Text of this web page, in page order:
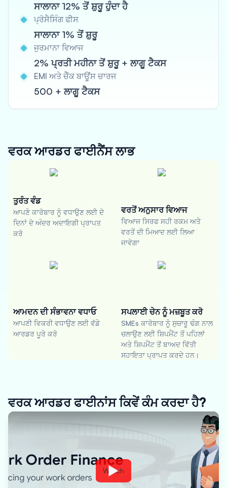
ਸਾਲਾਨਾ 12% ਤੋਂ ਸ਼ੁਰੂ ਹੁੰਦਾ ਹੈ
ਪ੍ਰੋਸੈਸਿੰਗ ਫੀਸ
ਸਾਲਾਨਾ 1% ਤੋਂ ਸ਼ੁਰੂ
ਜੁਰਮਾਨਾ ਵਿਆਜ
2% ਪ੍ਰਤੀ ਮਹੀਨਾ ਤੋਂ ਸ਼ੁਰੂ + ਲਾਗੂ ਟੈਕਸ
EMI ਅਤੇ ਚੈੱਕ ਬਾਊਂਸ ਚਾਰਜ
500 + ਲਾਗੂ ਟੈਕਸ
ਵਰਕ ਆਰਡਰ ਫਾਈਨੈਂਸਲਾਭ
ਤੁਰੰਤ ਵੰਡ
ਆਪਣੇ ਕਾਰੋਬਾਰ ਨੂੰ ਵਧਾਉਣ ਲਈ ਦੋ
ਦਿਨਾਂ ਦੇ ਅੰਦਰ ਅਦਾਇਗੀ ਪ੍ਰਾਪਤ
ਕਰੋ
ਵਰਤੋਂ ਅਨੁਸਾਰ ਵਿਆਜ
ਵਿਆਜ ਸਿਰਫ ਸਹੀ ਰਕਮ ਅਤੇ
ਵਰਤੋਂ ਦੀ ਮਿਆਦ ਲਈ ਲਿਆ
ਜਾਵੇਗਾ
ਆਮਦਨ ਦੀ ਸੰਭਾਵਨਾ ਵਧਾਓ
ਆਪਣੀ ਵਿਕਰੀ ਵਧਾਉਣ ਲਈ ਵੱਡੇ
ਆਰਡਰ ਪੂਰੇ ਕਰੋ
ਸਪਲਾਈ ਚੇਨ ਨੂੰ ਮਜ਼ਬੂਤ ਕਰੋ
SMEs ਕਾਰੋਬਾਰ ਨੂੰ ਸੁਚਾਰੂ ਢੰਗ ਨਾਲ
ਚਲਾਉਣ ਲਈ ਸ਼ਿਪਮੈਂਟ ਤੋਂ ਪਹਿਲਾਂ
ਅਤੇ ਸ਼ਿਪਮੈਂਟ ਤੋਂ ਬਾਅਦ ਵਿੱਤੀ
ਸਹਾਇਤਾ ਪ੍ਰਾਪਤ ਕਰਦੇ ਹਨ।
ਵਰਕ ਆਰਡਰ ਫਾਈਨਾਂਸ ਕਿਵੇਂ ਕੰਮ ਕਰਦਾ ਹੈ?
Watch